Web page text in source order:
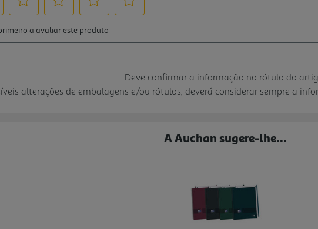
Deve confirmar a informação no rótulo do
alterações de embalagens e/ou rótulos, deverá considerar sempre a
A Auchan sugere-lhe...